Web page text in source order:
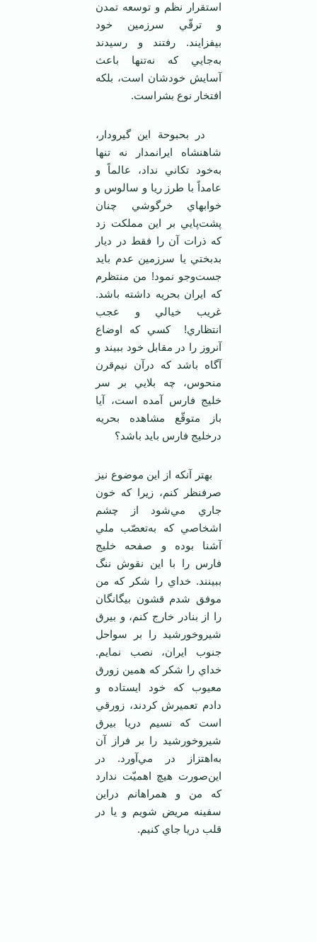
استقرار نظم‌ و توسعه‌ تمدن‌
و ترقّي‌ سرزمين‌ خود
بيفزايند. رفتند و رسيدند
به‌جايي‌ كه‌ نه‌تنها باعث‌
آسايش‌ خودشان‌ است‌، بلكه‌
افتخار نوع‌ بشراست‌.
در بحبوحة‌ اين‌ گيرودار،
شاهنشاه‌ ايرانمدار نه‌ تنها
به‌خود تكاني‌ نداد، عالماً و
عامداً با طرز ريا و سالوس‌ و
خوابهاي‌ خرگوشي‌ چنان‌
پشت‌پايي‌ بر اين‌ مملكت‌ زد
كه‌ ذرات‌ آن‌ را فقط‌ در ديار
بدبختي‌ يا سرزمين‌ عدم‌ بايد
جست‌وجو نمود! من‌ منتظرم‌
كه‌ ايران‌ بحريه‌ داشته‌ باشد.
غريب‌ خيالي‌ و عجب‌
انتظاري‌! كسي‌ كه‌ اوضاع‌
آنروز را در مقابل‌ خود ببيند و
آگاه‌ باشد كه‌ درآن‌ نيم‌قرن‌
منحوس‌، چه‌ بلايي‌ بر سر
خليج‌ فارس آمده‌ است‌، آيا
باز متوقّع‌ مشاهده‌ بحريه‌
درخليج‌ فارس‌ بايد باشد؟
بهتر آنكه‌ از اين‌ موضوع‌ نيز
صرفنظر كنم‌، زيرا كه‌ خون‌
جاري‌ مي‌شود از چشم‌
اشخاصي‌ كه‌ به‌تعصّب‌ ملي‌
آشنا بوده‌ و صفحه‌ خليج‌
فارس‌ را با اين‌ نقوش‌ ننگ‌
ببينند. خداي‌ را شكر كه‌ من‌
موفق‌ شدم‌ قشون‌ بيگانگان‌
را از بنادر خارج‌ كنم‌، و بيرق‌
شيروخورشيد را بر سواحل‌
جنوب‌ ايران‌، نصب‌ نمايم‌.
خداي‌ را شكر كه‌ همين‌ زورق‌
معيوب‌ كه‌ خود ايستاده‌ و
دادم‌ تعميرش‌ كردند، زورقي‌
است‌ كه‌ نسيم‌ دريا بيرق‌
شيروخورشيد را بر فراز آن‌
به‌اهتزاز در مي‌آورد. در
اين‌صورت‌ هيچ‌ اهميّت‌ ندارد
كه‌ من‌ و همراهانم‌ دراين‌
سفينه‌ مريض‌ شويم‌ و يا در
قلب‌ دريا جاي‌ كنيم‌.